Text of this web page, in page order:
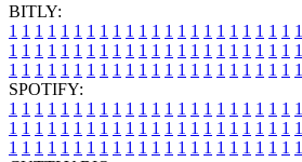
BITLY:
1 1 1 1 1 1 1 1 1 1 1 1 1 1 1 1 1 1 1 1 1 1 1
1 1 1 1 1 1 1 1 1 1 1 1 1 1 1 1 1 1 1 1 1 1 1
1 1 1 1 1 1 1 1 1 1 1 1 1 1 1 1 1 1 1 1 1 1 1
SPOTIFY:
1 1 1 1 1 1 1 1 1 1 1 1 1 1 1 1 1 1 1 1 1 1 1
1 1 1 1 1 1 1 1 1 1 1 1 1 1 1 1 1 1 1 1 1 1 1
1 1 1 1 1 1 1 1 1 1 1 1 1 1 1 1 1 1 1 1 1 1 1